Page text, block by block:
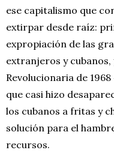
ese capitalismo que
extirpar desde raíz:
expropiación de las
extranjeros y cubanos,
Revolucionaria de
que casi hizo
los cubanos a fritas y
solución para el
recursos.